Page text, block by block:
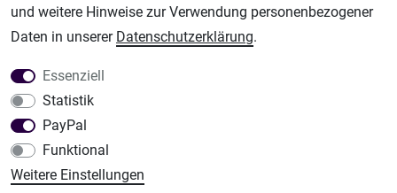
Im Shop Kaufen
Küchen Zubehör - Haus/Garten - Tierbedarf
und weitere Hinweise zur Verwendung personenbezogener
Daten in unserer Daten­schutz­erklärung.
Essenziell
Statistik
PayPal
Funktional
Weitere Einstellungen